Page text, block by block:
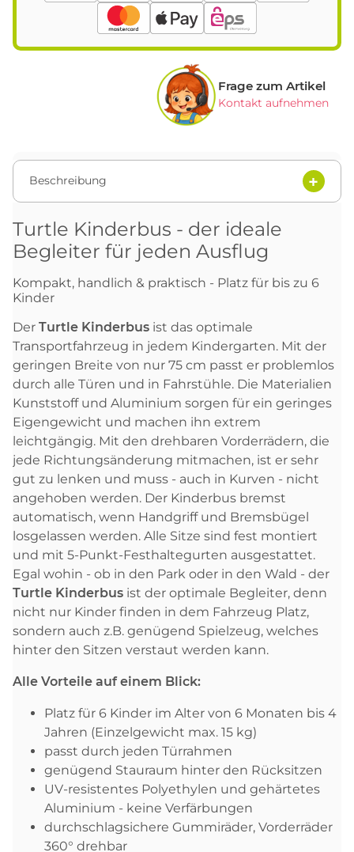
Frage zum Artikel
Kontakt aufnehmen
Beschreibung
Turtle Kinderbus - der ideale
Begleiter für jeden Ausflug
Kompakt, handlich & praktisch - Platz für bis zu 6
Kinder
Der Turtle Kinderbus ist das optimale
Transportfahrzeug in jedem Kindergarten. Mit der
geringen Breite von nur 75 cm passt er problemlos
durch alle Türen und in Fahrstühle. Die Materialien
Kunststoff und Aluminium sorgen für ein geringes
Eigengewicht und machen ihn extrem
leichtgängig. Mit den drehbaren Vorderrädern, die
jede Richtungsänderung mitmachen, ist er sehr
gut zu lenken und muss - auch in Kurven - nicht
angehoben werden. Der Kinderbus bremst
automatisch, wenn Handgriff und Bremsbügel
losgelassen werden. Alle Sitze sind fest montiert
und mit 5-Punkt-Festhaltegurten ausgestattet.
Egal wohin - ob in den Park oder in den Wald - der
Turtle Kinderbus ist der optimale Begleiter, denn
nicht nur Kinder finden in dem Fahrzeug Platz,
sondern auch z.B. genügend Spielzeug, welches
hinter den Sitzen verstaut werden kann.
Alle Vorteile auf einem Blick:
Platz für 6 Kinder im Alter von 6 Monaten bis 4
Jahren (Einzelgewicht max. 15 kg)
passt durch jeden Türrahmen
genügend Stauraum hinter den Rücksitzen
UV-resistentes Polyethylen und gehärtetes
Aluminium - keine Verfärbungen
durchschlagsichere Gummiräder, Vorderräder
360° drehbar